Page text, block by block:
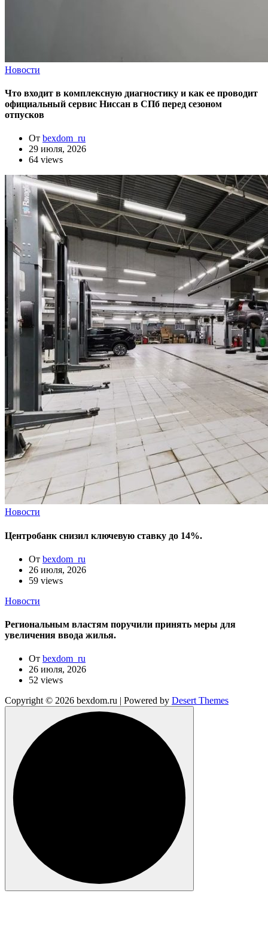
Новости
Что входит в комплексную диагностику и как ее проводит
официальный сервис Ниссан в СПб перед сезоном
отпусков
От bexdom_ru
29 июля, 2026
64 views
Новости
Центробанк снизил ключевую ставку до 14%.
От bexdom_ru
26 июля, 2026
59 views
Новости
Региональным властям поручили принять меры для
увеличения ввода жилья.
От bexdom_ru
26 июля, 2026
52 views
Copyright © 2026 bexdom.ru | Powered by Desert Themes